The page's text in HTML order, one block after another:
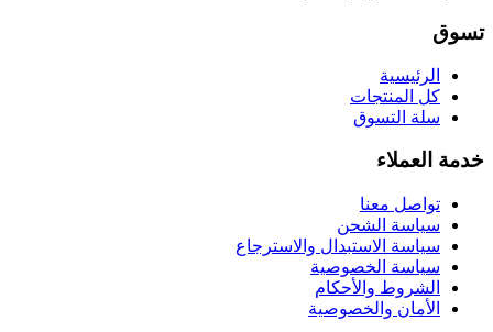
تسوق
الرئيسية
كل المنتجات
سلة التسوق
خدمة العملاء
تواصل معنا
سياسة الشحن
سياسة الاستبدال والاسترجاع
سياسة الخصوصية
الشروط والأحكام
الأمان والخصوصية